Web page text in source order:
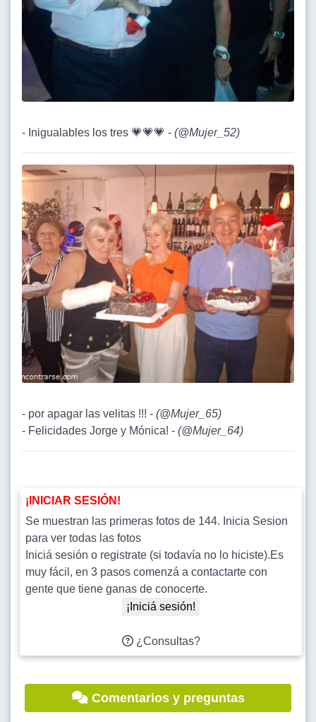
- Inigualables los tres 💗💗💗 - (@Mujer_52)
- por apagar las velitas !!! - (@Mujer_65)
- Felicidades Jorge y Mónica! - (@Mujer_64)
¡INICIAR SESIÓN!
Se muestran las primeras fotos de 144. Inicia Sesion
para ver todas las fotos
Iniciá sesión o registrate (si todavía no lo hiciste).Es
muy fácil, en 3 pasos comenzá a contactarte con
gente que tiene ganas de conocerte.
¡Iniciá sesión!
¿Consultas?
Comentarios y preguntas